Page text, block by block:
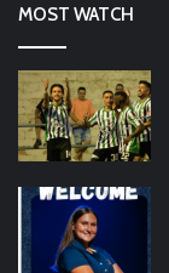
MOST WATCH